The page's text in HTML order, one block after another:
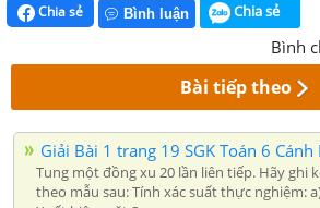
Chia sẻ Bình luận Chia sẻ
Bình
Bài tiếp theo
Giải Bài 1 trang 19 SGK Toán 6 Cánh
Tung một đồng xu 20 lần liên tiếp. Hãy ghi
theo mẫu sau: Tính xác suất thực nghiệm: